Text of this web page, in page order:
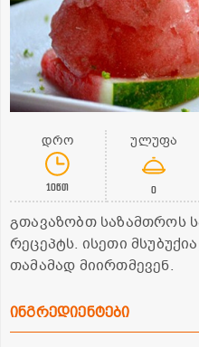
დრო
10წთ
ულუფა
0
გთავაზობთ საზამთროს
რეცეპტს. ისეთი
თამამად მიირთმევენ.
ინგრედიენტები